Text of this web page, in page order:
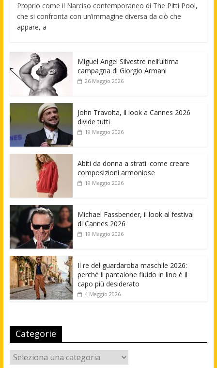
Proprio come il Narciso contemporaneo di The Pitti Pool,
che si confronta con un’immagine diversa da ciò che
appare, a
Miguel Angel Silvestre nell’ultima
campagna di Giorgio Armani
26 Maggio 2026
John Travolta, il look a Cannes 2026
divide tutti
19 Maggio 2026
Abiti da donna a strati: come creare
composizioni armoniose
19 Maggio 2026
Michael Fassbender, il look al festival
di Cannes 2026
19 Maggio 2026
Il re del guardaroba maschile 2026:
perché il pantalone fluido in lino è il
capo più desiderato
4 Maggio 2026
Categorie
Categorie